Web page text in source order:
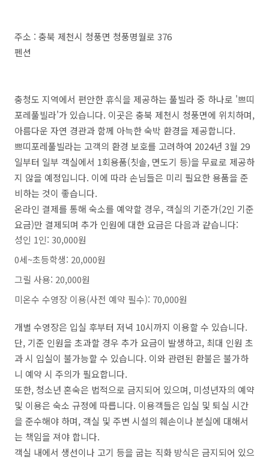
주소 : 충북 제천시 청풍면 청풍명월로 376
펜션
충청도 지역에서 편안한 휴식을 제공하는 풀빌라 중 하나로 '쁘띠
포레풀빌라'가 있습니다. 이곳은 충북 제천시 청풍면에 위치하며,
아름다운 자연 경관과 함께 아늑한 숙박 환경을 제공합니다.
쁘띠포레풀빌라는 고객의 환경 보호를 고려하여 2024년 3월 29
일부터 일부 객실에서 1회용품(칫솔, 면도기 등)을 무료로 제공하
지 않을 예정입니다. 이에 따라 손님들은 미리 필요한 용품을 준
비하는 것이 좋습니다.
온라인 결제를 통해 숙소를 예약할 경우, 객실의 기준가(2인 기준
요금)만 결제되며 추가 인원에 대한 요금은 다음과 같습니다:
성인 1인: 30,000원
0세~초등학생: 20,000원
그릴 사용: 20,000원
미온수 수영장 이용(사전 예약 필수): 70,000원
개별 수영장은 입실 후부터 저녁 10시까지 이용할 수 있습니다.
단, 기준 인원을 초과할 경우 추가 요금이 발생하고, 최대 인원 초
과 시 입실이 불가능할 수 있습니다. 이와 관련된 환불은 불가하
니 예약 시 주의가 필요합니다.
또한, 청소년 혼숙은 법적으로 금지되어 있으며, 미성년자의 예약
및 이용은 숙소 규정에 따릅니다. 이용객들은 입실 및 퇴실 시간
을 준수해야 하며, 객실 및 주변 시설의 훼손이나 분실에 대해서
는 책임을 져야 합니다.
객실 내에서 생선이나 고기 등을 굽는 직화 방식은 금지되어 있으